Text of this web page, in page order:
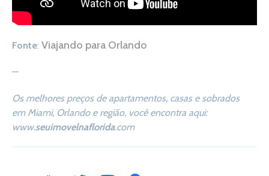
Fonte: Viajando para Orlando
—
Os melhores preços de apartamentos, casas e sobrados
em Miami, Orlando e região, você encontra aqui:
www.seuimovelnaflorida.com